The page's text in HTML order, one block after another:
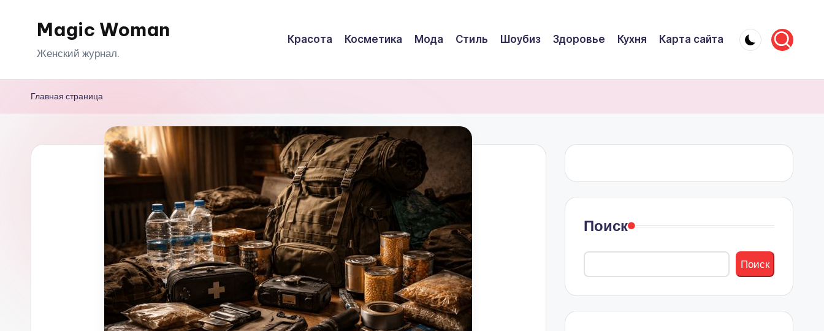
Magic Woman
Женский журнал.
Красота Косметика Мода Стиль Шоубиз Здоровье Кухня Карта сайта
Главная страница
Поиск
Поиск